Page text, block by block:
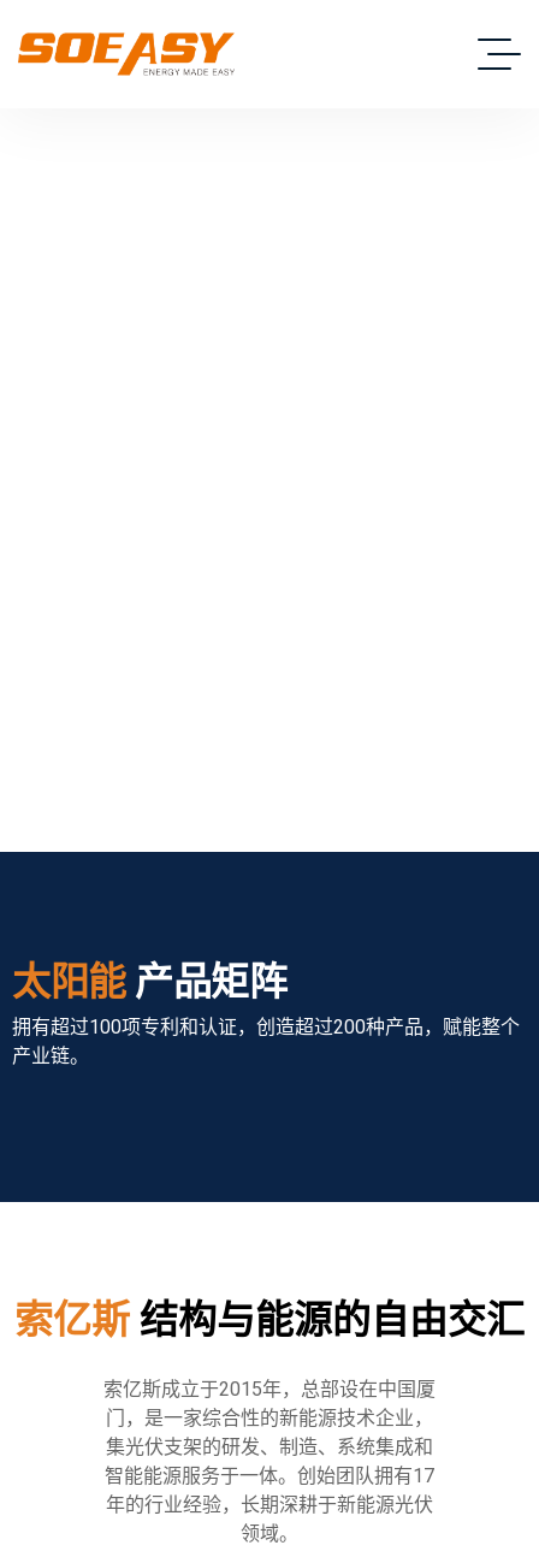
太阳能 产品矩阵
拥有超过100项专利和认证，创造超过200种产品，赋能整个
产业链。
索亿斯 结构与能源的自由交汇
索亿斯成立于2015年，总部设在中国厦
门，是一家综合性的新能源技术企业，
集光伏支架的研发、制造、系统集成和
智能能源服务于一体。创始团队拥有17
年的行业经验，长期深耕于新能源光伏
领域。